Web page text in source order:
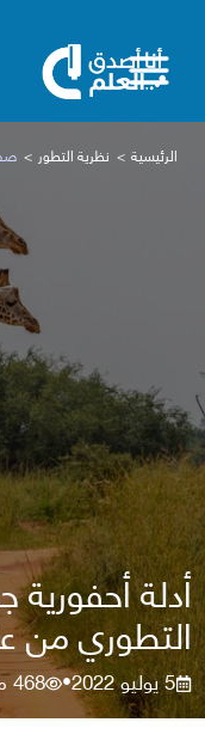
الرئيسية نظرية التطور
أدلة
التطوري من
5 يوليو 2022 •
468